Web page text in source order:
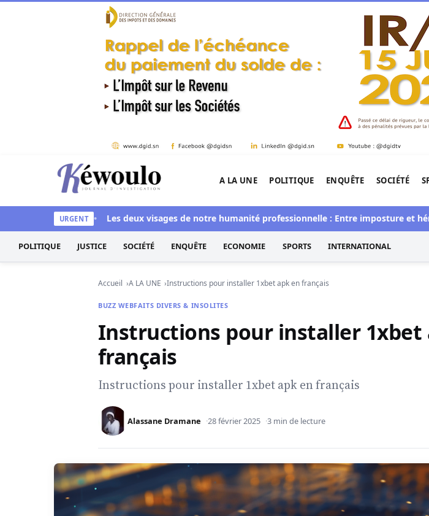
Aller au contenu
Kéwoulo, le premier site d'information et d'investigation de l'Afrique.
A LA UNE POLITIQUE ENQUÊTE SOCIÉTÉ
URGENT
aussi blanchi Les deux visages de notre humanité professionnelle : Entre imposture et
POLITIQUE JUSTICE SOCIÉTÉ ENQUÊTE ECONOMIE SPORTS INTERNATIONAL
Accueil A LA UNE Instructions pour installer 1xbet apk en français
BUZZ WEBFAITS DIVERS & INSOLITES
Instructions pour installer 1xbet
français
Instructions pour installer 1xbet apk en français
Alassane Dramane 28 février 2025 3 min de lecture